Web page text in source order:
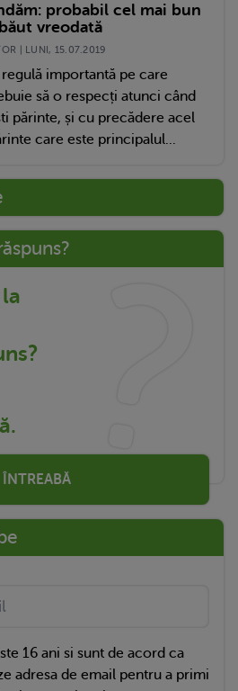
probabil cel mai bun
vreodată
| LUNI, 15.07.2019
importantă pe care
să o respecți atunci când
părinte, și cu precădere acel
care este principalul...
ÎNTREABĂ
16 ani si sunt de acord ca
adresa de email pentru a primi